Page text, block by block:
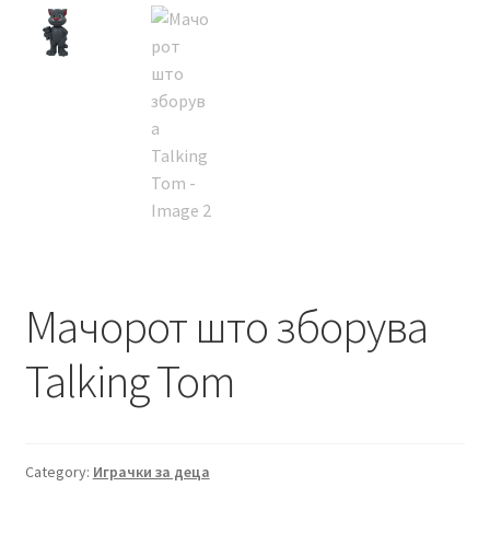
Мачорот што зборува
Talking Tom
Category: Играчки за деца